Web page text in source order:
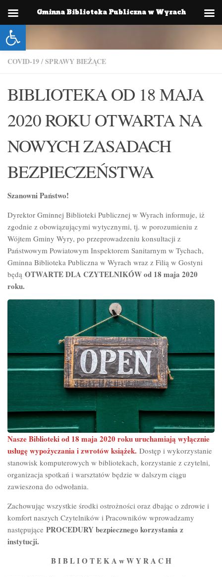
Otwórz pasek narzędzi
Skip to content
COVID-19/SPRAWY BIEŻĄCE
BIBLIOTEKA OD 18 MAJA
2020 ROKU OTWARTA NA
NOWYCH ZASADACH
BEZPIECZEŃSTWA
Szanowni Państwo!
Dyrektor Gminnej Biblioteki Publicznej w Wyrach informuje, iż
zgodnie z obowiązującymi wytycznymi, tj. w porozumieniu z
Wójtem Gminy Wyry, po przeprowadzeniu konsultacji z
Państwowym Powiatowym Inspektorem Sanitarnym w Tychach,
Gminna Biblioteka Publiczna w Wyrach wraz z Filią w Gostyni
będą OTWARTE DLA CZYTELNIKÓW od 18 maja 2020
roku.
Nasze Biblioteki od 18 maja 2020 roku uruchamiają wyłącznie
usługę wypożyczania i zwrotów książek. Dostęp i wykorzystanie
stanowisk komputerowych w bibliotekach, korzystanie z czytelni,
organizacja spotkań i warsztatów będzie w dalszym ciągu
zawieszona do odwołania.
Zachowując wszystkie środki ostrożności oraz dbając o zdrowie i
komfort naszych Czytelników i Pracowników wprowadzamy
następujące PROCEDURY bezpiecznego korzystania z
instytucji.
B I B L I O T E K A w W Y R A C H
Gminna Biblioteka Publiczna w Wyrach